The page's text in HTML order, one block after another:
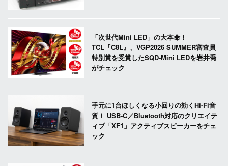
「次世代Mini LED」の大本命！
TCL『C8L』、VGP2026 SUMMER審査員
特別賞を受賞したSQD-Mini LEDを岩井喬
がチェック
手元に1台ほしくなる小回りの効くHi-Fi音
質！ USB-C／Bluetooth対応のクリエイテ
ィブ「XF1」アクティブスピーカーをチェ
ック